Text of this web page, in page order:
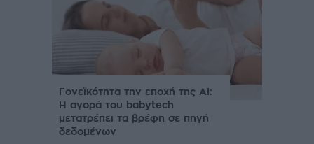
Γονεϊκότητα την εποχή της AI:
Η αγορά του babytech
μετατρέπει τα βρέφη σε πηγή
δεδομένων